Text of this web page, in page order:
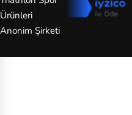
Ürünleri
Anonim Şirketi